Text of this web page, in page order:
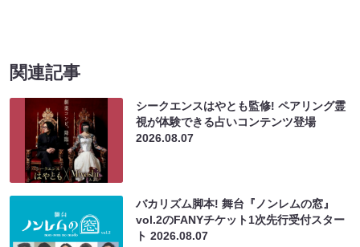
関連記事
シークエンスはやとも監修! ペアリング霊
視が体験できる占いコンテンツ登場
2026.08.07
バカリズム脚本! 舞台『ノンレムの窓』
vol.2のFANYチケット1次先行受付スター
ト2026.08.07